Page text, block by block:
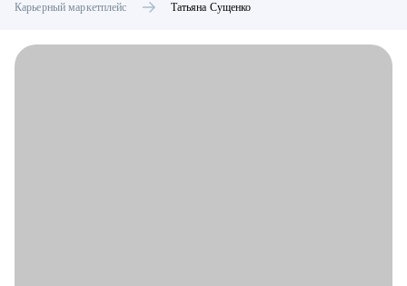
Карьерный маркетплейс Татьяна Сущенко